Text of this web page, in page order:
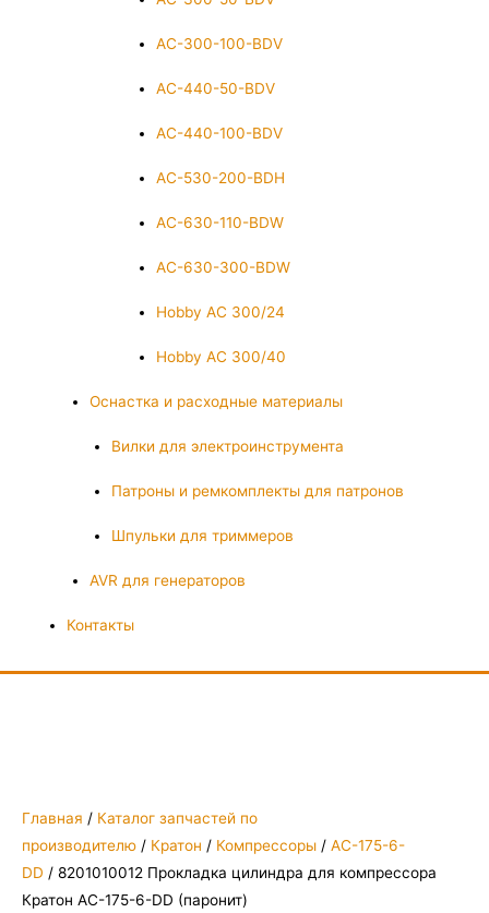
AC-300-100-BDV
AC-440-50-BDV
AC-440-100-BDV
AC-530-200-BDH
AC-630-110-BDW
AC-630-300-BDW
Hobby AC 300/24
Hobby AC 300/40
Оснастка и расходные материалы
Вилки для электроинструмента
Патроны и ремкомплекты для патронов
Шпульки для триммеров
AVR для генераторов
Контакты
Главная / Каталог запчастей по
производителю / Кратон / Компрессоры / AC-175-6-
DD / 8201010012 Прокладка цилиндра для компрессора
Кратон AC-175-6-DD (паронит)